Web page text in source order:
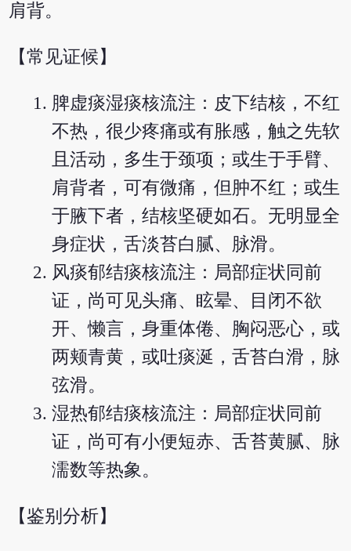
肩背。
【常见证候】
脾虚痰湿痰核流注：皮下结核，不红
不热，很少疼痛或有胀感，触之先软
且活动，多生于颈项；或生于手臂、
肩背者，可有微痛，但肿不红；或生
于腋下者，结核坚硬如石。无明显全
身症状，舌淡苔白腻、脉滑。
风痰郁结痰核流注：局部症状同前
证，尚可见头痛、眩晕、目闭不欲
开、懒言，身重体倦、胸闷恶心，或
两颊青黄，或吐痰涎，舌苔白滑，脉
弦滑。
湿热郁结痰核流注：局部症状同前
证，尚可有小便短赤、舌苔黄腻、脉
濡数等热象。
【鉴别分析】